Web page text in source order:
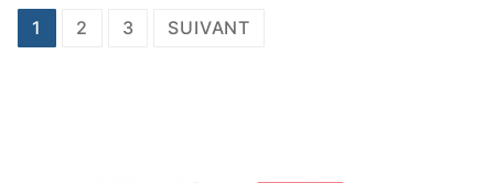
1 2 3 SUIVANT